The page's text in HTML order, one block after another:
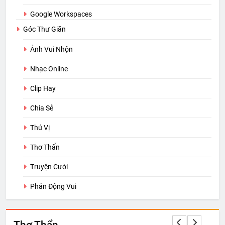
Google Workspaces
Góc Thư Giãn
Ảnh Vui Nhộn
Nhạc Online
Clip Hay
Chia Sẻ
Thú Vị
Thơ Thẩn
Truyện Cười
Phản Động Vui